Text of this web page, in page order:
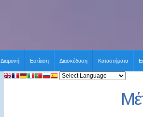
Διαμονή Εστίαση Διασκέδαση Καταστήματα